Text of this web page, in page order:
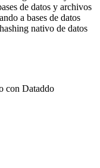
de datos y archivos
a bases de datos
nativo de datos
con Dataddo